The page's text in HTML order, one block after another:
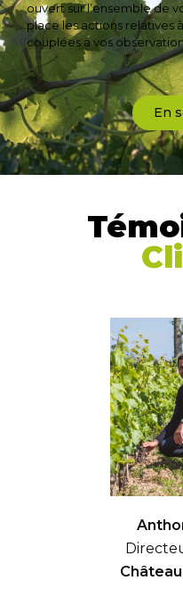
ouvert sur l’ensemble de
place les actions relatives
couplées à vos
En